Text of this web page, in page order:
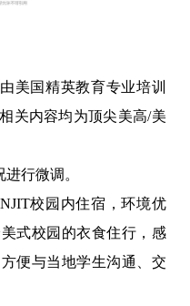
国家的学生提升英文能力。
喜爱，能够根据学生兴趣、态度制
泼的课堂氛围。AS、BF、JL、MA
史教师拥有多年的授课经验，对于
美国精英教育专业培训
关内容均为顶尖美高/美
行微调。
校园内住宿，环境优
式校园的衣食住行，感
便与当地学生沟通、交